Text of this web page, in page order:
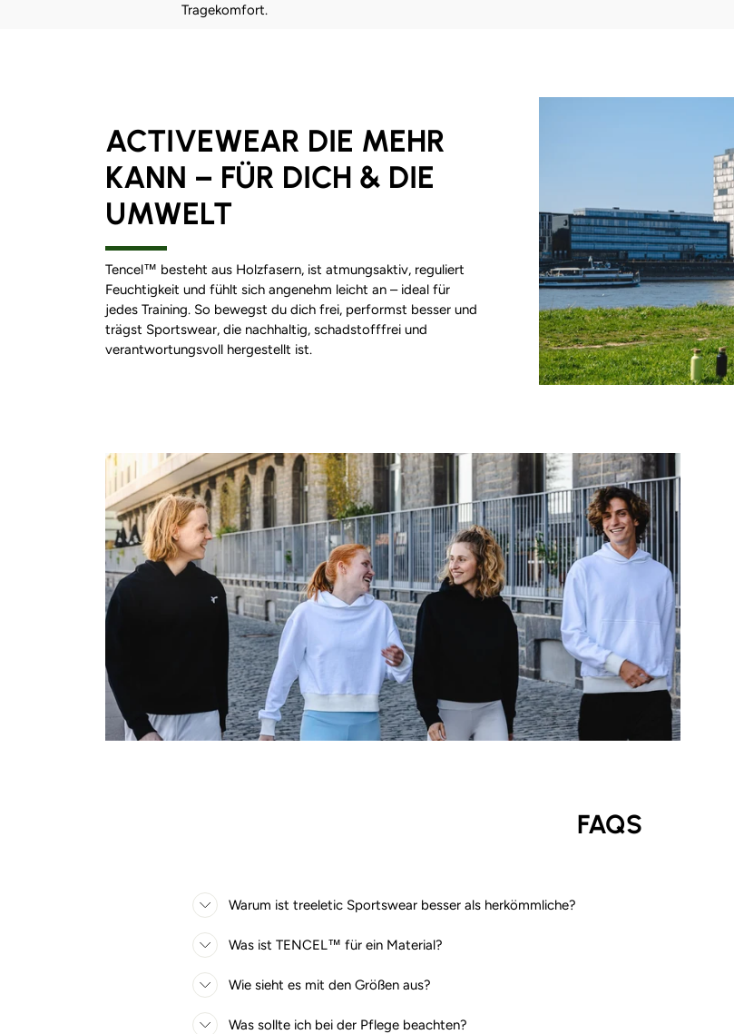
Tragekomfort.
ACTIVEWEAR DIE MEHR
KANN – FÜR DICH & DIE
UMWELT
Tencel™ besteht aus Holzfasern, ist atmungsaktiv, reguliert
Feuchtigkeit und fühlt sich angenehm leicht an – ideal für
jedes Training. So bewegst du dich frei, performst besser und
trägst Sportswear, die nachhaltig, schadstofffrei und
verantwortungsvoll hergestellt ist.
FAQS
Warum ist treeletic Sportswear besser als herkömmliche?
Was ist TENCEL™ für ein Material?
Wie sieht es mit den Größen aus?
Was sollte ich bei der Pflege beachten?